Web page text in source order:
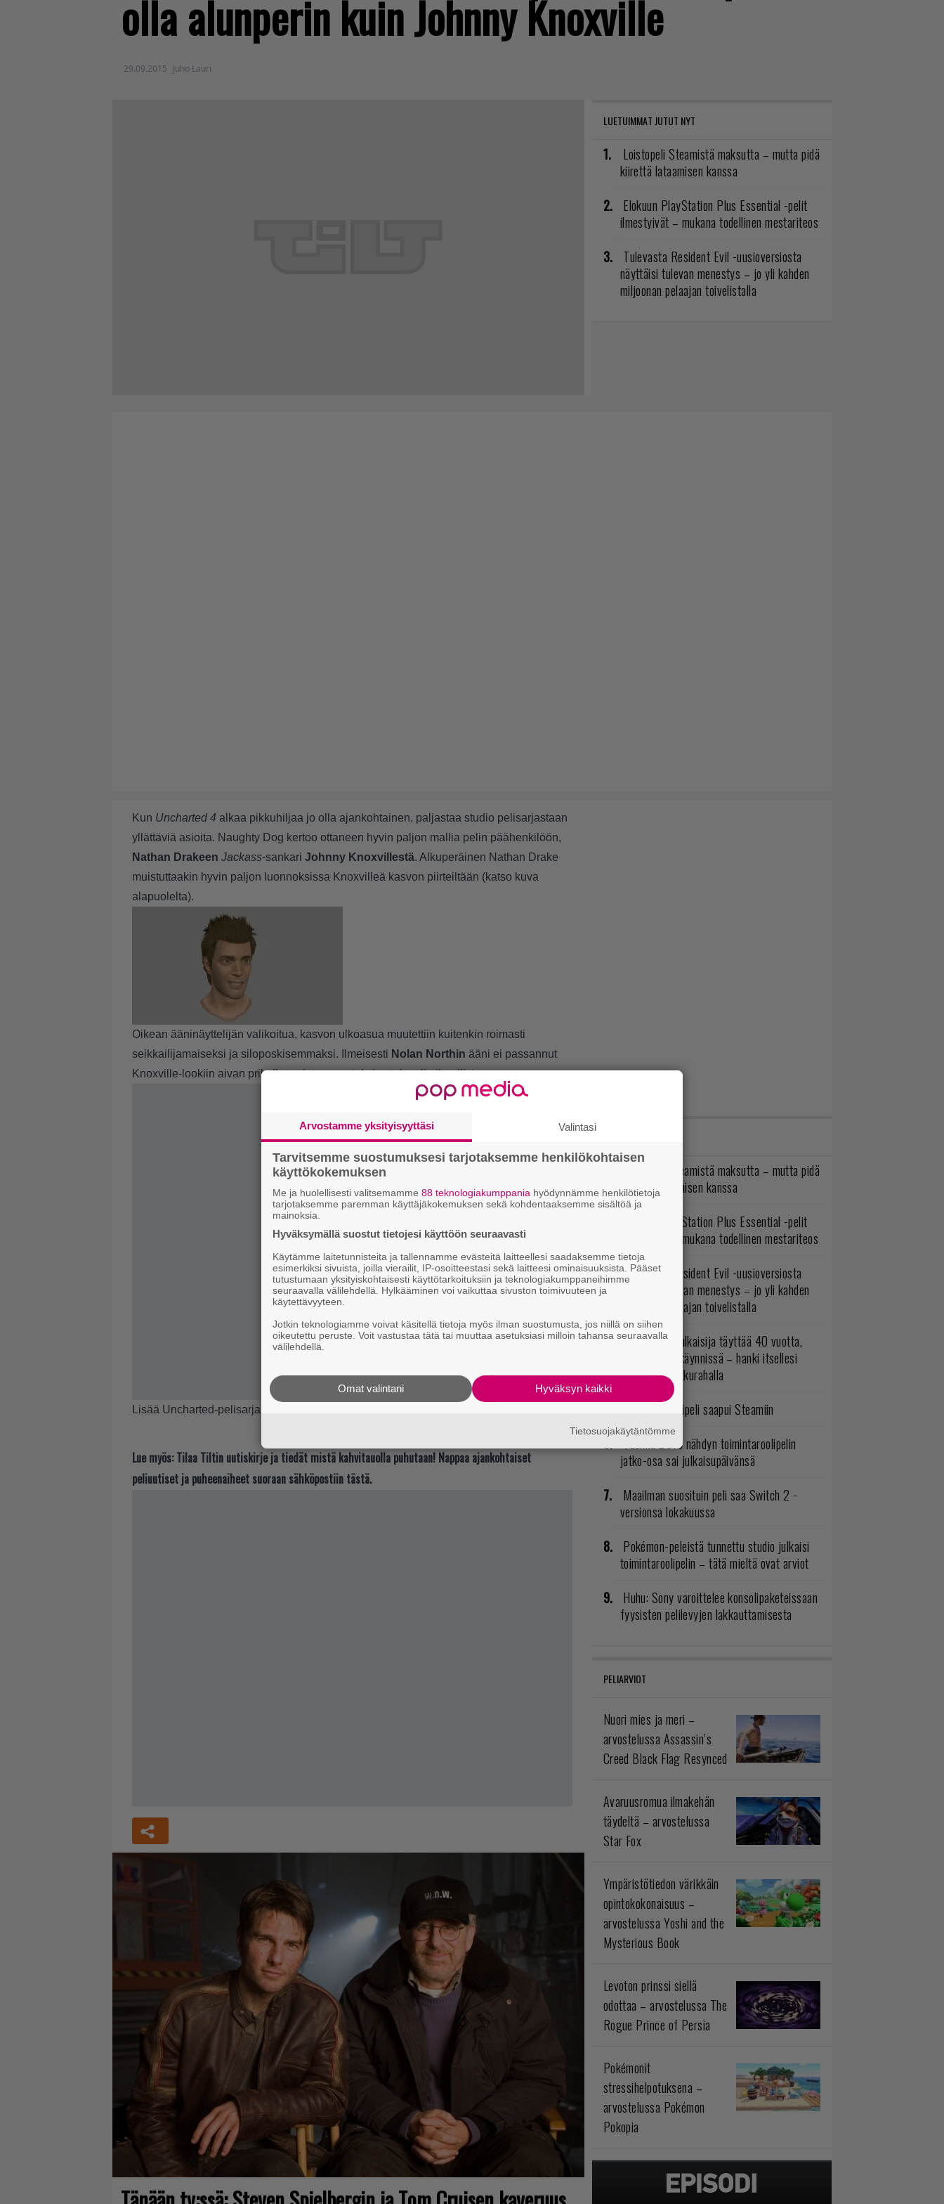
olla alunperin kuin Johnny Knoxville
29.09.2015 Juho Lauri
LUETUIMMAT JUTUT NYT
Loistopeli Steamistä maksutta – mutta pidä
kiirettä lataamisen kanssa
Elokuun PlayStation Plus Essential -pelit
ilmestyivät – mukana todellinen mestariteos
Tulevasta Resident Evil -uusioversiosta
näyttäisi tulevan menestys – jo yli kahden
miljoonan pelaajan toivelistalla
Kun Uncharted 4 alkaa pikkuhiljaa jo olla ajankohtainen, paljastaa studio pelisarjastaan
yllättäviä asioita. Naughty Dog kertoo ottaneen hyvin paljon mallia pelin päähenkilöön,
Nathan Drakeen Jackass-sankari Johnny Knoxvillestä. Alkuperäinen Nathan Drake
muistuttaakin hyvin paljon luonnoksissa Knoxvilleä kasvon piirteiltään (katso kuva
alapuolelta).
Oikean ääninäyttelijän valikoitua, kasvon ulkoasua muutettiin kuitenkin roimasti
seikkailijamaiseksi ja siloposkisemmaksi. Ilmeisesti Nolan Northin ääni ei passannut
Knoxville-lookiin aivan prikulleen, joten muutoksien teko oli aiheellista.
Lisää Uncharted-pelisarjan taustoista pääset lukemaan
Lue myös: Tilaa Tiltin uutiskirje ja tiedät mistä kahvitauolla puhutaan! Nappaa ajankohtaiset
peliuutiset ja puheenaiheet suoraan sähköpostiin tästä.
Loistopeli Steamistä maksutta – mutta pidä
kiirettä lataamisen kanssa
Elokuun PlayStation Plus Essential -pelit
ilmestyivät – mukana todellinen mestariteos
Tulevasta Resident Evil -uusioversiosta
näyttäisi tulevan menestys – jo yli kahden
miljoonan pelaajan toivelistalla
Rakastettu julkaisija täyttää 40 vuotta,
valtavat alet käynnissä – hanki itsellesi
klassikoita pikkurahalla
Ubisoftin hittipeli saapui Steamiin
Vuonna 2018 nähdyn toimintaroolipelin
jatko-osa sai julkaisupäivänsä
Maailman suosituin peli saa Switch 2 -
versionsa lokakuussa
Pokémon-peleistä tunnettu studio julkaisi
toimintaroolipelin – tätä mieltä ovat arviot
Huhu: Sony varoittelee konsolipaketeissaan
fyysisten pelilevyjen lakkauttamisesta
PELIARVIOT
Nuori mies ja meri –
arvostelussa Assassin’s
Creed Black Flag Resynced
Avaruusromua ilmakehän
täydeltä – arvostelussa
Star Fox
Ympäristötiedon värikkäin
opintokokonaisuus –
arvostelussa Yoshi and the
Mysterious Book
Levoton prinssi siellä
odottaa – arvostelussa The
Rogue Prince of Persia
Pokémonit
stressihelpotuksena –
arvostelussa Pokémon
Pokopia
Arvostamme yksityisyyttäsi Valintasi
Tarvitsemme suostumuksesi tarjotaksemme henkilökohtaisen
käyttökokemuksen
Me ja huolellisesti valitsemamme 88 teknologiakumppania hyödynnämme henkilötietoja
tarjotaksemme paremman käyttäjäkokemuksen sekä kohdentaaksemme sisältöä ja
mainoksia.
Hyväksymällä suostut tietojesi käyttöön seuraavasti
Käytämme laitetunnisteita ja tallennamme evästeitä laitteellesi saadaksemme tietoja
esimerkiksi sivuista, joilla vierailit, IP-osoitteestasi sekä laitteesi ominaisuuksista. Pääset
tutustumaan yksityiskohtaisesti käyttötarkoituksiin ja teknologiakumppaneihimme
seuraavalla välilehdellä. Hylkääminen voi vaikuttaa sivuston toimivuuteen ja
käytettävyyteen.
Jotkin teknologiamme voivat käsitellä tietoja myös ilman suostumusta, jos niillä on siihen
oikeutettu peruste. Voit vastustaa tätä tai muuttaa asetuksiasi milloin tahansa seuraavalla
välilehdellä.
Hyväksyn kaikki
Omat valintani
Tietosuojakäytäntömme